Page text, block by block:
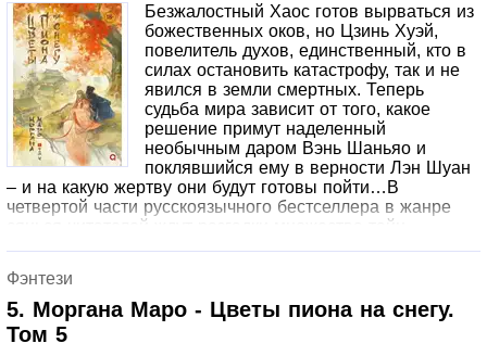
Безжалостный Хаос готов вырваться из
божественных оков, но Цзинь Хуэй,
повелитель духов, единственный, кто в
силах остановить катастрофу, так и не
явился в земли смертных. Теперь
судьба мира зависит от того, какое
решение примут наделенный
необычным даром Вэнь Шаньяо и
поклявшийся ему в верности Лэн Шуан
– и на какую жертву они будут готовы пойти…В
четвертой части русскоязычного бестселлера в жанре
сянься читателей ждут разгадки множества тайн,
невероятные способности? О чем молчит принцесса
Юэ? И главное – какой секрет скрывают от людей духи
этого мира?
Фэнтези
5. Моргана Маро - Цветы пиона на снегу.
Том 5